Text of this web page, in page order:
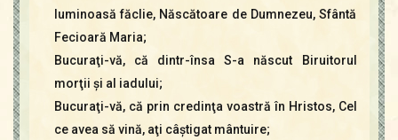
luminoasă făclie, Născătoare de Dumnezeu, Sfântă
Fecioară Maria;
Bucuraţi-vă, că dintr-însa S-a născut Biruitorul
morţii şi al iadului;
Bucuraţi-vă, că prin credinţa voastră în Hristos, Cel
ce avea să vină, aţi câştigat mântuire;